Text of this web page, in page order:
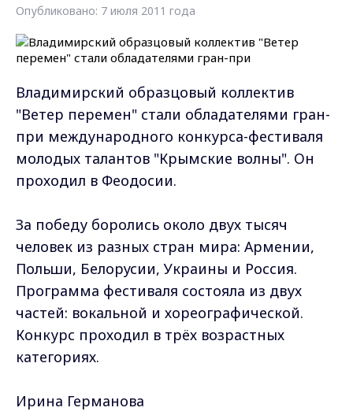
Опубликовано: 7 июля 2011 года
Владимирский образцовый коллектив
"Ветер перемен" стали обладателями гран-
при международного конкурса-фестиваля
молодых талантов "Крымские волны". Он
проходил в Феодосии.
За победу боролись около двух тысяч
человек из разных стран мира: Армении,
Польши, Белорусии, Украины и Россия.
Программа фестиваля состояла из двух
частей: вокальной и хореографической.
Конкурс проходил в трёх возрастных
категориях.
Ирина Германова